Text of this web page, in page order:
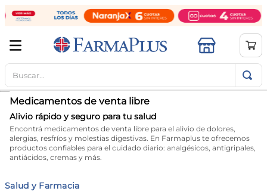
Buscar...
Medicamentos de venta libre
Alivio rápido y seguro para tu salud
Encontrá medicamentos de venta libre para el alivio de dolores,
alergias, resfríos y molestias digestivas. En Farmaplus te ofrecemos
productos confiables para el cuidado diario: analgésicos, antigripales,
antiácidos, cremas y más.
Salud y Farmacia
TÉRMINOS MÁS BUSCADOS
1.
mela b3
2 .
cerave limpieza
3.
creatina
4.
loreal